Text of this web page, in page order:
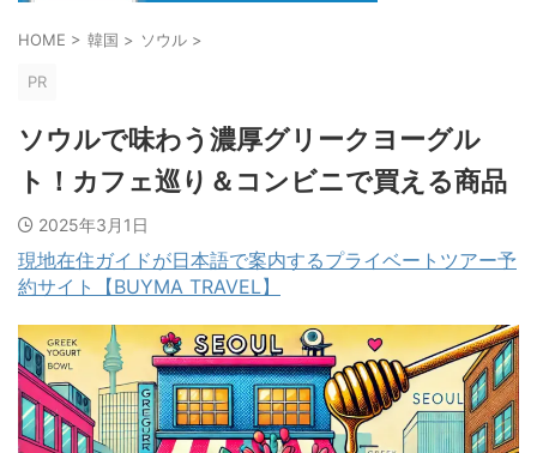
HOME > 韓国 > ソウル >
PR
ソウルで味わう濃厚グリークヨーグル
ト！カフェ巡り＆コンビニで買える商品
2025年3月1日
現地在住ガイドが日本語で案内するプライベートツアー予
約サイト【BUYMA TRAVEL】